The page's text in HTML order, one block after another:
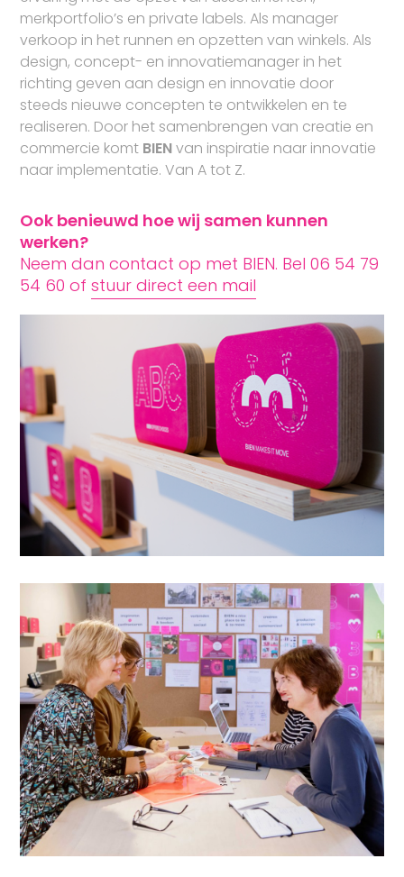
merkportfolio’s en private labels. Als manager
verkoop in het runnen en opzetten van winkels. Als
design, concept- en innovatiemanager in het
richting geven aan design en innovatie door
steeds nieuwe concepten te ontwikkelen en te
realiseren. Door het samenbrengen van creatie en
commercie komt BIENvan inspiratie naar innovatie
naar implementatie. Van A tot Z.
Ook benieuwd hoe wij samen kunnen
werken?
Neem dan contact op met BIEN. Bel 06 54 79
54 60 ofstuur direct een mail